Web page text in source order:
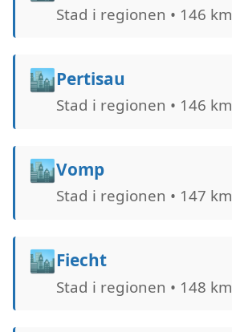
Stad i regionen • 146 km
🏙️Pertisau
Stad i regionen • 146 km
🏙️Vomp
Stad i regionen • 147 km
🏙️Fiecht
Stad i regionen • 148 km